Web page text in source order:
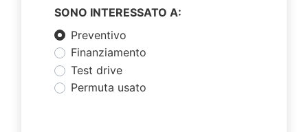
SONO INTERESSATO A:
Preventivo
Finanziamento
Test drive
Permuta usato